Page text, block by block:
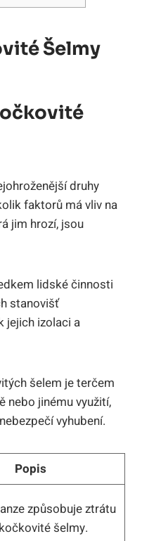
Šelmy
druhy
faktorů má vliv na
jim hrozí, jsou
lidské činnosti
stanovišť
jejich izolaci a
šelem je terčem
nebo jinému využití,
vyhubení.
Popis
způsobuje ztrátu
šelmy.